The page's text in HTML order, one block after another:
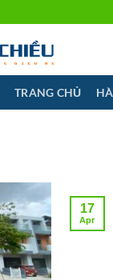
TRANG CHỦ
17
Apr